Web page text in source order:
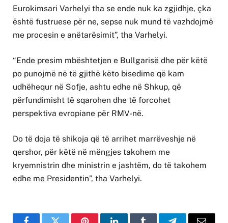
Eurokimsari Varhelyi tha se ende nuk ka zgjidhje, çka
është fustruese për ne, sepse nuk mund të vazhdojmë
me procesin e anëtarësimit”, tha Varhelyi.
“Ende presim mbështetjen e Bullgarisë dhe për këtë
po punojmë në të gjithë këto bisedime që kam
udhëhequr në Sofje, ashtu edhe në Shkup, që
përfundimisht të sqarohen dhe të forcohet
perspektiva evropiane për RMV-në.
Do të doja të shikoja që të arrihet marrëveshje në
qershor, për këtë në mëngjes takohem me
kryemnistrin dhe ministrin e jashtëm, do të takohem
edhe me Presidentin”, tha Varhelyi.